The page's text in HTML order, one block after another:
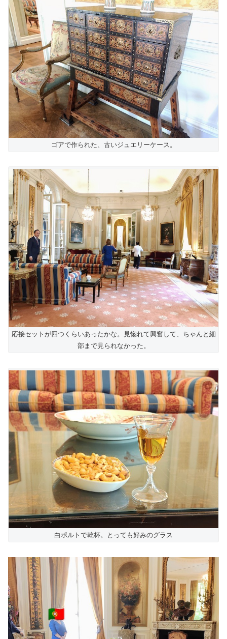
ゴアで作られた、古いジュエリーケース。
応接セットが四つくらいあったかな。見惚れて興奮して、ちゃんと細
部まで見られなかった。
白ポルトで乾杯。とっても好みのグラス